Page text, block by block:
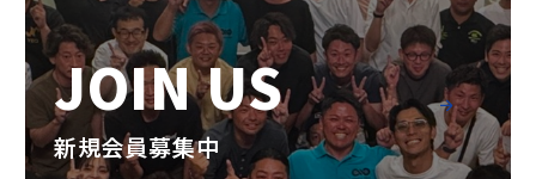
JOIN US
新規会員募集中